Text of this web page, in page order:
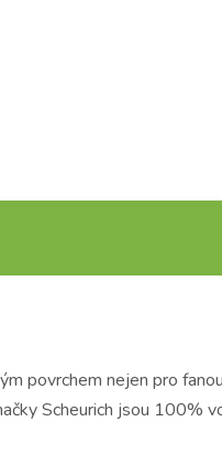
povrchem nejen pro
Scheurich jsou 100%